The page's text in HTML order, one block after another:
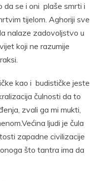
se i oni plaše smrti i
tijelom. Aghoriji sve
nalaze zadovoljstvo u
koji ne razumije
kao i budističke jeste
čulnosti da to
zvali ga mi mukti,
ljudi je čula
zapadne civilizacije
što tantra ima da